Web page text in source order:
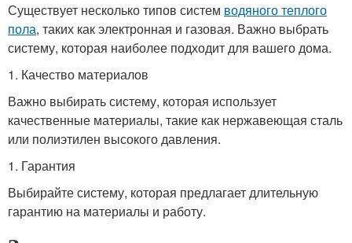
Существует несколько типов систем водяного теплого
пола, таких как электронная и газовая. Важно выбрать
систему, которая наиболее подходит для вашего дома.
1. Качество материалов
Важно выбирать систему, которая использует
качественные материалы, такие как нержавеющая сталь
или полиэтилен высокого давления.
1. Гарантия
Выбирайте систему, которая предлагает длительную
гарантию на материалы и работу.